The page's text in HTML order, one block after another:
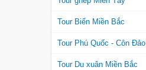
Tour Biển Miền Bắc
Tour Phú Quốc - Côn Đảo
Tour Du xuân Miền Bắc